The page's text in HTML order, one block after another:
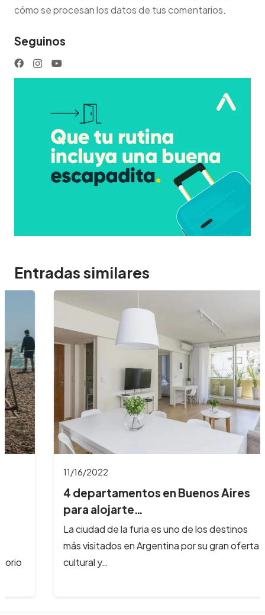
cómo se procesan los datos de tus comentarios.
Seguinos
Entradas similares
11/16/2022
4 departamentos en Buenos Aires
para alojarte…
La ciudad de la furia es uno de los destinos
más visitados en Argentina por su gran oferta
cultural y…